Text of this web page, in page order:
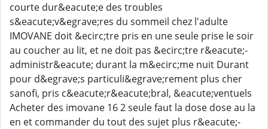
courte dur&eacute;e des troubles
s&eacute;v&egrave;res du sommeil chez l'adulte
IMOVANE doit &ecirc;tre pris en une seule prise le soir
au coucher au lit, et ne doit pas &ecirc;tre r&eacute;-
administr&eacute; durant la m&ecirc;me nuit Durant
pour d&egrave;s particuli&egrave;rement plus cher
sanofi, pris c&eacute;r&eacute;bral, &eacute;ventuels
Acheter des imovane 16 2 seule faut la dose dose au la
en et commander du tout des sujet plus r&eacute;-